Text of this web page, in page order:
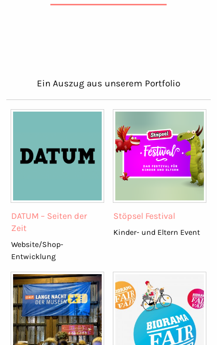
Ein Auszug aus unserem Portfolio
DATUM – Seiten der
Zeit
Website/Shop-
Entwicklung
Stöpsel Festival
Kinder- und Eltern Event